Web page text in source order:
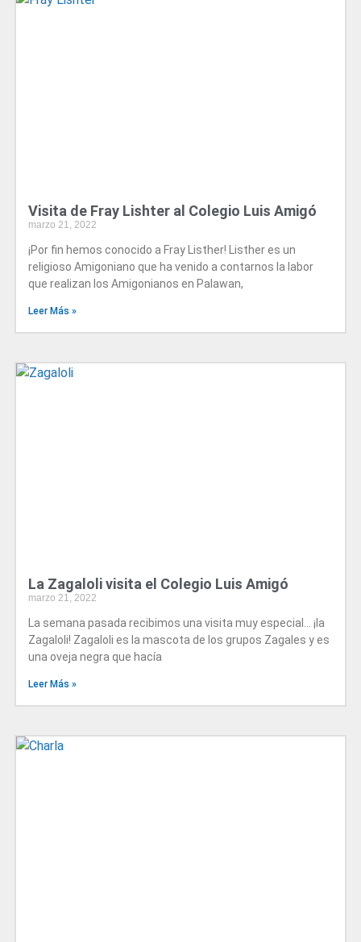
Visita de Fray Lishter al Colegio Luis Amigó
marzo 21, 2022
¡Por fin hemos conocido a Fray Listher! Listher es un
religioso Amigoniano que ha venido a contarnos la labor
que realizan los Amigonianos en Palawan,
Leer Más »
La Zagaloli visita el Colegio Luis Amigó
marzo 21, 2022
La semana pasada recibimos una visita muy especial… ¡la
Zagaloli! Zagaloli es la mascota de los grupos Zagales y es
una oveja negra que hacía
Leer Más »